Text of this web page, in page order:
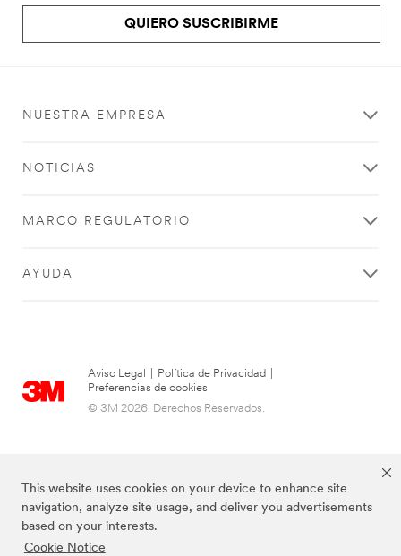
This website uses cookies on your device to enhance site
navigation, analyze site usage, and deliver you advertisements
based on your interests.
Cookie Notice
QUIERO SUSCRIBIRME
NUESTRA EMPRESA
NOTICIAS
MARCO REGULATORIO
AYUDA
Aviso Legal Política de Privacidad
Preferencias de cookies
© 3M 2026. Derechos Reservados.